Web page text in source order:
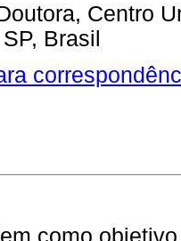
Centro
Brasil
como